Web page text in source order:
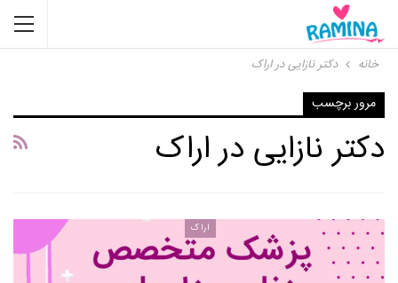
خانه دکتر نازایی در اراک
مرور برچسب
دکتر نازایی در اراک
اراک